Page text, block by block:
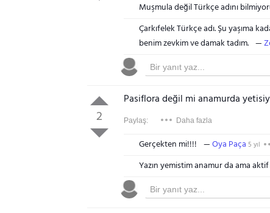
Muşmula değil Türkçe adını
Çarkıfelek Türkçe adı. Şu yaşıma
benim zevkim ve damak tadım.
2
Pasiflora değil mi anamurda
Paylaş: Daha fazla
Gerçekten mi!!!! Oya Paça 5 yıl
Yazın yemistim anamur da ama